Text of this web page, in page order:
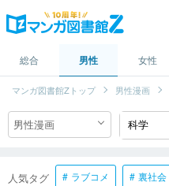
総合 男性 女性
マンガ図書館Zトップ 男性漫画
人気タグ ラブコメ 裏社会